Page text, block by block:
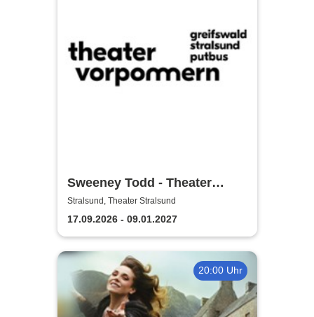
Sweeney Todd - Theater
Vorpommern
Stralsund, Theater Stralsund
17.09.2026 - 09.01.2027
20:00 Uhr